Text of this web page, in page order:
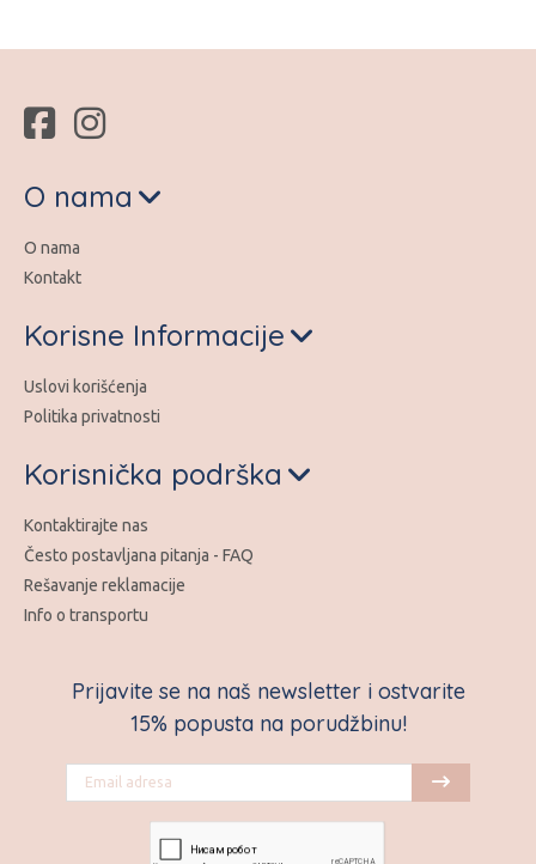
Prijavite se na naš newsletter i ostvarite
15% popusta na porudžbinu!
O nama
O nama
Kontakt
Korisne Informacije
Uslovi korišćenja
Politika privatnosti
Korisnička podrška
Kontaktirajte nas
Često postavljana pitanja - FAQ
Rešavanje reklamacije
Info o transportu